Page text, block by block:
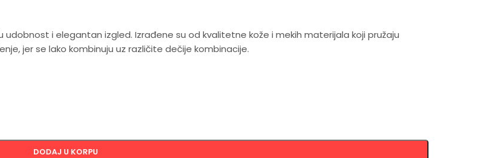
i elegantan izgled. Izrađene su od kvalitetne kože i mekih materijala koji pružaju
jer se lako kombinuju uz različite dečije kombinacije.
DODAJ U KORPU